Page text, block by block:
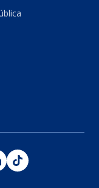
LinkedinTiktok